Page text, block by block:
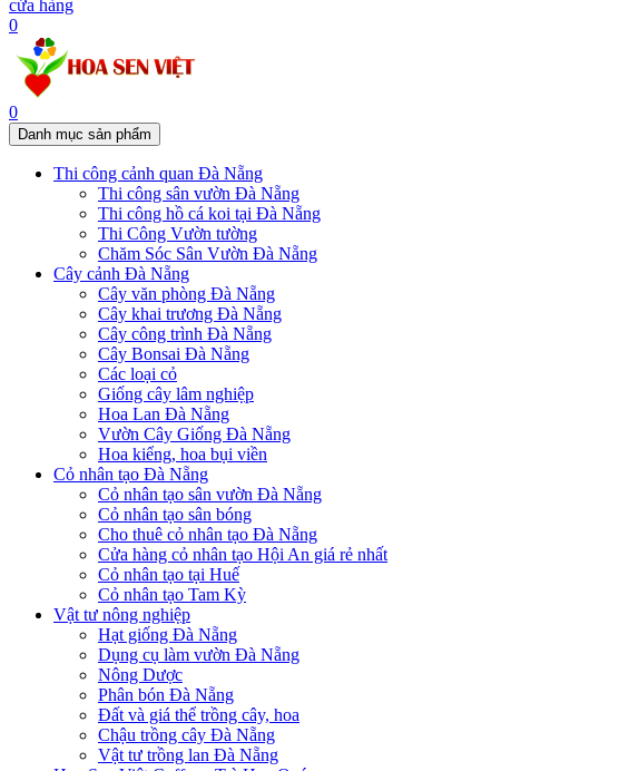
cửa hàng
0
0
Danh mục sản phẩm
Thi công cảnh quan Đà Nẵng
Thi công sân vườn Đà Nẵng
Thi công hồ cá koi tại Đà Nẵng
Thi Công Vườn tường
Chăm Sóc Sân Vườn Đà Nẵng
Cây cảnh Đà Nẵng
Cây văn phòng Đà Nẵng
Cây khai trương Đà Nẵng
Cây công trình Đà Nẵng
Cây Bonsai Đà Nẵng
Các loại cỏ
Giống cây lâm nghiệp
Hoa Lan Đà Nẵng
Vườn Cây Giống Đà Nẵng
Hoa kiểng, hoa bụi viền
Cỏ nhân tạo Đà Nẵng
Cỏ nhân tạo sân vườn Đà Nẵng
Cỏ nhân tạo sân bóng
Cho thuê cỏ nhân tạo Đà Nẵng
Cửa hàng cỏ nhân tạo Hội An giá rẻ nhất
Cỏ nhân tạo tại Huế
Cỏ nhân tạo Tam Kỳ
Vật tư nông nghiệp
Hạt giống Đà Nẵng
Dụng cụ làm vườn Đà Nẵng
Nông Dược
Phân bón Đà Nẵng
Đất và giá thể trồng cây, hoa
Chậu trồng cây Đà Nẵng
Vật tư trồng lan Đà Nẵng